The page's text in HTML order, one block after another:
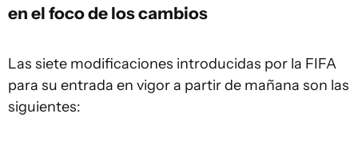
en el foco de los cambios
Las siete modificaciones introducidas por la FIFA
para su entrada en vigor a partir de mañana son las
siguientes: